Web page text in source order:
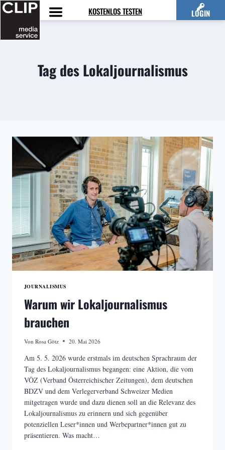
Zum
Inhalt
springen
KOSTENLOS TESTEN LOGIN
Tag des Lokaljournalismus
JOURNALISMUS
Warum wir Lokaljournalismus
brauchen
Von Rosa Götz 20. Mai 2026
Am 5. 5. 2026 wurde erstmals im deutschen Sprachraum der
Tag des Lokaljournalismus begangen: eine Aktion, die vom
VÖZ (Verband Österreichischer Zeitungen), dem deutschen
BDZV und dem Verlegerverband Schweizer Medien
mitgetragen wurde und dazu dienen soll an die Relevanz des
Lokaljournalismus zu erinnern und sich gegenüber
potenziellen Leser*innen und Werbepartner*innen gut zu
präsentieren. Was macht…